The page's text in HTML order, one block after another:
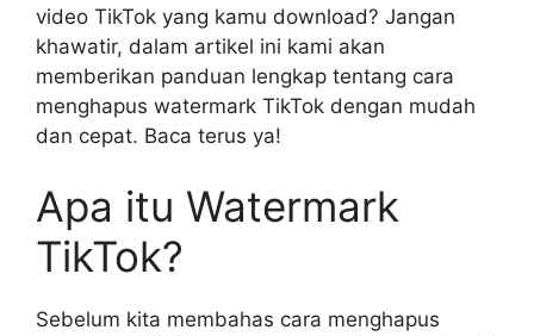
video TikTok yang kamu download? Jangan
khawatir, dalam artikel ini kami akan
memberikan panduan lengkap tentang cara
menghapus watermark TikTok dengan mudah
dan cepat. Baca terus ya!
Apa itu Watermark
TikTok?
Sebelum kita membahas cara menghapus